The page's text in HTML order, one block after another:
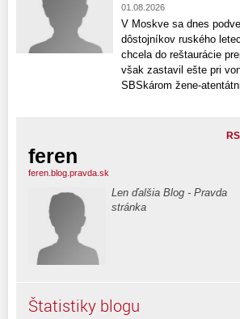
01.08.2026
V Moskve sa dnes
dôstojníkov ruského
chcela do reštaurácie
však zastavil ešte pri
SBSkárom žene-
feren
feren.blog.pravda.sk
Len ďalšia Blog - Pravda
stránka
Štatistiky blogu